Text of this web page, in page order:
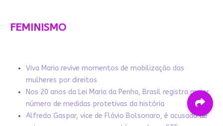
FEMINISMO
Viva Maria revive momentos de mobilização das
mulheres por direitos
Nos 20 anos da Lei Maria da Penha, Brasil registra maior
número de medidas protetivas da história
Alfredo Gaspar, vice de Flávio Bolsonaro, é acusado de